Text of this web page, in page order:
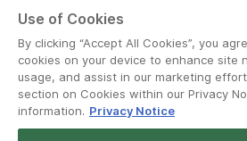
Use of Cookies
By clicking “Accept All Cookies”, you
cookies on your device to enhance site
usage, and assist in our marketing
section on Cookies within our Privacy
information. Privacy Notice